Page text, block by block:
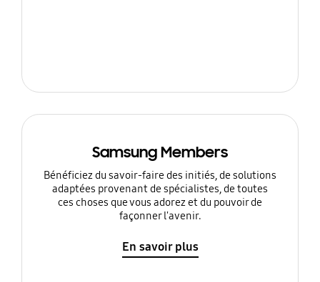
Samsung Members
Bénéficiez du savoir-faire des initiés, de solutions
adaptées provenant de spécialistes, de toutes
ces choses que vous adorez et du pouvoir de
façonner l'avenir.
En savoir plus